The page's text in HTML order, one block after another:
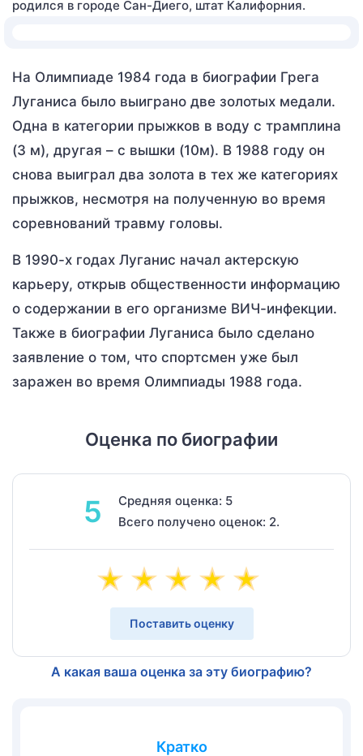
родился в городе Сан-Диего, штат Калифорния.
На Олимпиаде 1984 года в биографии Грега
Луганиса было выиграно две золотых медали.
Одна в категории прыжков в воду с трамплина
(3 м), другая – с вышки (10м). В 1988 году он
снова выиграл два золота в тех же категориях
прыжков, несмотря на полученную во время
соревнований травму головы.
В 1990-х годах Луганис начал актерскую
карьеру, открыв общественности информацию
о содержании в его организме ВИЧ-инфекции.
Также в биографии Луганиса было сделано
заявление о том, что спортсмен уже был
заражен во время Олимпиады 1988 года.
Оценка по биографии
5
Средняя оценка: 5
Всего получено оценок: 2.
Поставить оценку
А какая ваша оценка за эту биографию?
Кратко